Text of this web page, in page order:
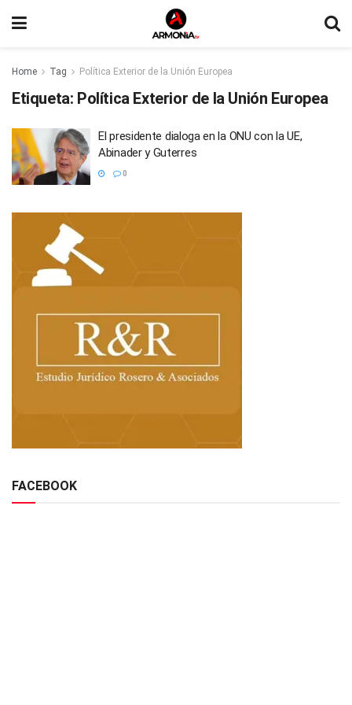
Home Tag Política Exterior de la Unión Europea
Etiqueta: Política Exterior de la Unión Europea
El presidente dialoga en la ONU con la UE,
Abinader y Guterres
0
FACEBOOK